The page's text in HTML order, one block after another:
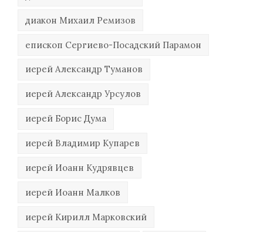
диакон Михаил Ремизов
епископ Сергиево-Посадский Парамон
иерей Александр Туманов
иерей Александр Урсулов
иерей Борис Дума
иерей Владимир Купарев
иерей Иоанн Кудрявцев
иерей Иоанн Малков
иерей Кирилл Марковский